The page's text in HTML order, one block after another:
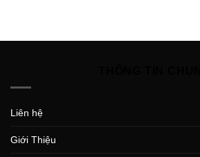
Liên hệ
Giới Thiệu